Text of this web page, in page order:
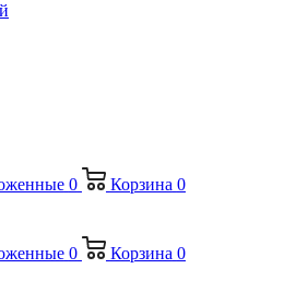
0 Корзина 0
0 Корзина 0